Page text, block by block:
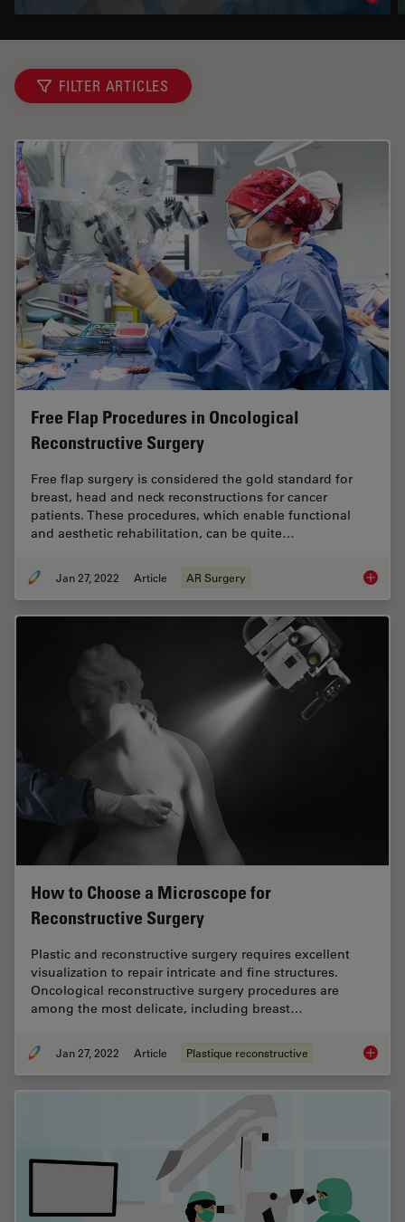
FILTER ARTICLES
Free Flap Procedures in Oncological
Reconstructive Surgery
Free flap surgery is considered the gold standard for
breast, head and neck reconstructions for cancer
patients. These procedures, which enable functional
and aesthetic rehabilitation, can be quite…
Jan 27, 2022 Article AR Surgery Free
How to Choose a Microscope for
Reconstructive Surgery
Plastic and reconstructive surgery requires excellent
visualization to repair intricate and fine structures.
Oncological reconstructive surgery procedures are
among the most delicate, including breast…
Jan 27, 2022 Article Plastique reconstructive How to